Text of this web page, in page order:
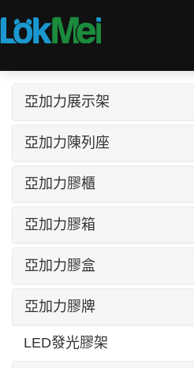
亞加力展示架
亞加力陳列座
亞加力膠櫃
亞加力膠箱
亞加力膠盒
亞加力膠牌
LED發光膠架